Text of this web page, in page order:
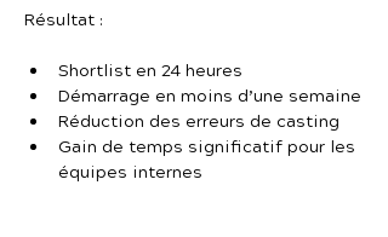
Résultat :
Shortlist en 24 heures
Démarrage en moins d’une semaine
Réduction des erreurs de casting
Gain de temps significatif pour les
équipes internes